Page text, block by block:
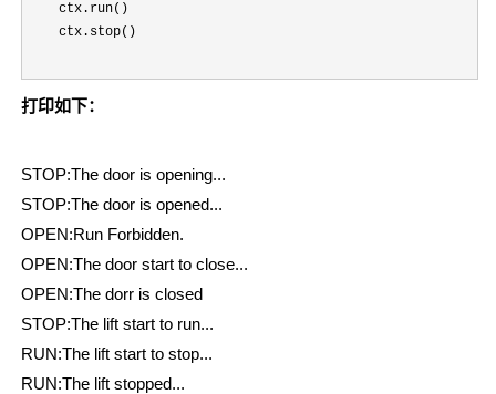
    ctx.run()
    ctx.stop()
打印如下：
STOP:The door is opening...
STOP:The door is opened...
OPEN:Run Forbidden.
OPEN:The door start to close...
OPEN:The dorr is closed
STOP:The lift start to run...
RUN:The lift start to stop...
RUN:The lift stopped...